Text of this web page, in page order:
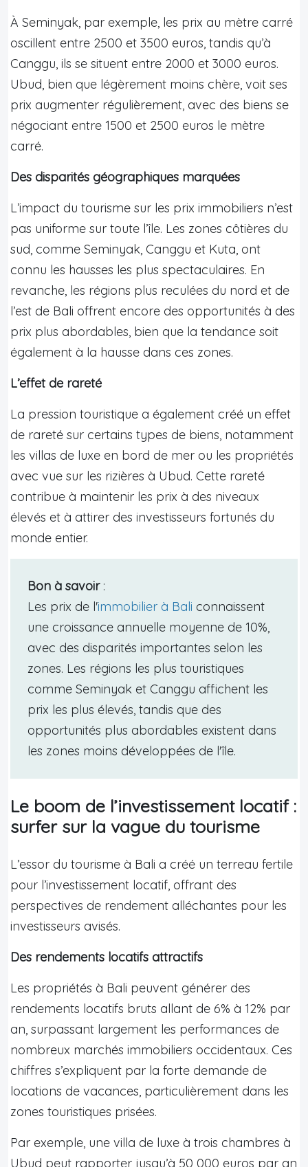
À Seminyak, par exemple, les prix au mètre carré
oscillent entre 2500 et 3500 euros, tandis qu’à
Canggu, ils se situent entre 2000 et 3000 euros.
Ubud, bien que légèrement moins chère, voit ses
prix augmenter régulièrement, avec des biens se
négociant entre 1500 et 2500 euros le mètre
carré.
Des disparités géographiques marquées
L’impact du tourisme sur les prix immobiliers n’est
pas uniforme sur toute l’île. Les zones côtières du
sud, comme Seminyak, Canggu et Kuta, ont
connu les hausses les plus spectaculaires. En
revanche, les régions plus reculées du nord et de
l’est de Bali offrent encore des opportunités à des
prix plus abordables, bien que la tendance soit
également à la hausse dans ces zones.
L’effet de rareté
La pression touristique a également créé un effet
de rareté sur certains types de biens, notamment
les villas de luxe en bord de mer ou les propriétés
avec vue sur les rizières à Ubud. Cette rareté
contribue à maintenir les prix à des niveaux
élevés et à attirer des investisseurs fortunés du
monde entier.
Bon à savoir:
Les prix de l'immobilier à Bali connaissent
une croissance annuelle moyenne de 10%,
avec des disparités importantes selon les
zones. Les régions les plus touristiques
comme Seminyak et Canggu affichent les
prix les plus élevés, tandis que des
opportunités plus abordables existent dans
les zones moins développées de l'île.
Le boom de l’investissement locatif :
surfer sur la vague du tourisme
L’essor du tourisme à Bali a créé un terreau fertile
pour l’investissement locatif, offrant des
perspectives de rendement alléchantes pour les
investisseurs avisés.
Des rendements locatifs attractifs
Les propriétés à Bali peuvent générer des
rendements locatifs bruts allant de 6% à 12% par
an, surpassant largement les performances de
nombreux marchés immobiliers occidentaux. Ces
chiffres s’expliquent par la forte demande de
locations de vacances, particulièrement dans les
zones touristiques prisées.
Par exemple, une villa de luxe à trois chambres à
Ubud peut rapporter jusqu’à 50 000 euros par an